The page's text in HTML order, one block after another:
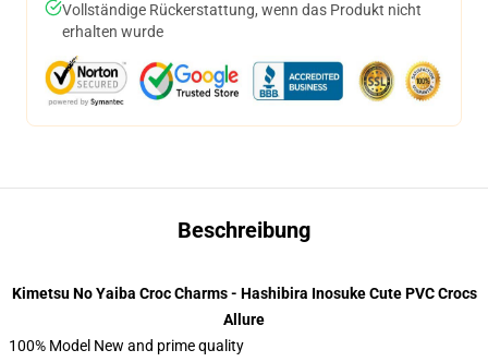
Vollständige Rückerstattung, wenn das Produkt nicht
erhalten wurde
Beschreibung
Kimetsu No Yaiba Croc Charms - Hashibira Inosuke Cute PVC Crocs
Allure
100% Model New and prime quality